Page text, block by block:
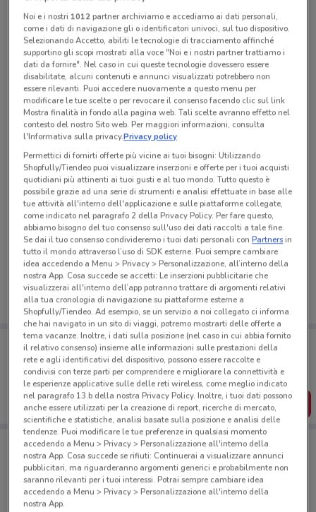
Tutte le promozioni di questo negozio
Ci dispiace, al momento non abbiamo pubblicato
volantini nella tua zona. Riprova più tardi.
Porta DoveConviene sempre con te!
Puoi trovare le migliori offerte dei negozi vicino a te,
salvarle e creare la tua lista del risparmio, comodamente
dal tuo cellulare.
SCARICA L’APP
Negozi Unieuro a Calolziocorte
Noi e i nostri 1012partner archiviamo e accediamo ai dati personali,
come i dati di navigazione gli o identificatori univoci, sul tuo dispositivo.
Selezionando Accetto, abiliti le tecnologie di tracciamento affinché
supportino gli scopi mostrati alla voce "Noi e i nostri partner trattiamo i
dati da fornire". Nel caso in cui queste tecnologie dovessero essere
disabilitate, alcuni contenuti e annunci visualizzati potrebbero non
essere rilevanti. Puoi accedere nuovamente a questo menu per
modificare le tue scelte o per revocare il consenso facendo clic sul link
Mostra finalità in fondo alla pagina web. Tali scelte avranno effetto nel
contesto del nostro Sito web. Per maggiori informazioni, consulta
l'Informativa sulla privacy.Privacy policy
Permettici di fornirti offerte più vicine ai tuoi bisogni: Utilizzando
Shopfully/Tiendeo puoi visualizzare inserzioni e offerte per i tuoi acquisti
quotidiani più attinenti ai tuoi gusti e al tuo mondo. Tutto questo è
possibile grazie ad una serie di strumenti e analisi effettuate in base alle
tue attività all'interno dell'applicazione e sulle piattaforme collegate,
come indicato nel paragrafo 2 della Privacy Policy. Per fare questo,
abbiamo bisogno del tuo consenso sull'uso dei dati raccolti a tale fine.
Se dai il tuo consenso condivideremo i tuoi dati personali conPartnersin
tutto il mondo attraverso l’uso di SDK esterne. Puoi sempre cambiare
idea accedendo a Menu > Privacy > Personalizzazione, all’interno della
nostra App. Cosa succede se accetti: Le inserzioni pubblicitarie che
visualizzerai all'interno dell’app potranno trattare di argomenti relativi
alla tua cronologia di navigazione su piattaforme esterne a
Shopfully/Tiendeo. Ad esempio, se un servizio a noi collegato ci informa
che hai navigato in un sito di viaggi, potremo mostrarti delle offerte a
tema vacanze. Inoltre, i dati sulla posizione (nel caso in cui abbia fornito
il relativo consenso) insieme alle informazioni sulle prestazioni della
rete e agli identificativi del dispositivo, possono essere raccolte e
condivisi con terze parti per comprendere e migliorare la connettività e
le esperienze applicative sulle delle reti wireless, come meglio indicato
nel paragrafo 13.b della nostra Privacy Policy. Inoltre, i tuoi dati possono
anche essere utilizzati per la creazione di report, ricerche di mercato,
scientifiche e statistiche, analisi basate sulla posizione e analisi delle
tendenze. Puoi modificare le tue preferenze in qualsiasi momento
accedendo a Menu > Privacy > Personalizzazione all'interno della
nostra App. Cosa succede se rifiuti: Continuerai a visualizzare annunci
pubblicitari, ma riguarderanno argomenti generici e probabilmente non
saranno rilevanti per i tuoi interessi. Potrai sempre cambiare idea
accedendo a Menu > Privacy > Personalizzazione all'interno della
nostra App.